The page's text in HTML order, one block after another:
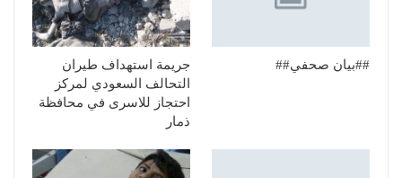
##بيان صحفي##
جريمة استهداف طيران
التحالف السعودي لمركز
احتجاز للاسرى في محافظة
ذمار